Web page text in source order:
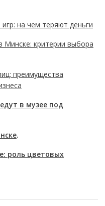
на чем теряют деньги
Минске: критерии выбора
преимущества
в музее под
.
роль цветовых